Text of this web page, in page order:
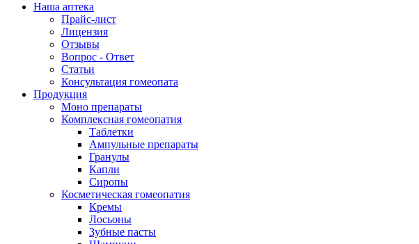
Наша аптека
Прайс-лист
Лицензия
Отзывы
Вопрос - Ответ
Статьи
Консультация гомеопата
Продукция
Моно препараты
Комплексная гомеопатия
Таблетки
Ампульные препараты
Гранулы
Капли
Сиропы
Косметическая гомеопатия
Кремы
Лосьоны
Зубные пасты